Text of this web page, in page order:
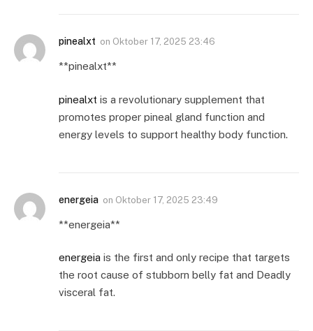
pinealxt on Oktober 17, 2025 23:46
** pinealxt**
pinealxt is a revolutionary supplement that
promotes proper pineal gland function and
energy levels to support healthy body function.
energeia on Oktober 17, 2025 23:49
**energeia**
energeia is the first and only recipe that targets
the root cause of stubborn belly fat and Deadly
visceral fat.